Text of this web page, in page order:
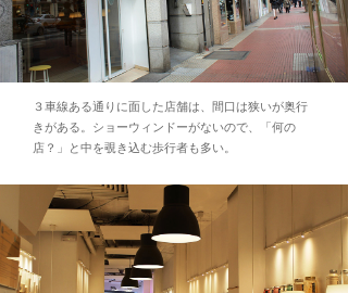
３車線ある通りに面した店舗は、間口は狭いが奥行
きがある。ショーウィンドーがないので、「何の
店？」と中を覗き込む歩行者も多い。